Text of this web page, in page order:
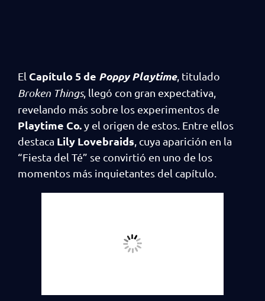
El Capítulo 5 de Poppy Playtime, titulado
Broken Things, llegó con gran expectativa,
revelando más sobre los experimentos de
Playtime Co.y el origen de estos. Entre ellos
destaca Lily Lovebraids , cuya aparición en la
“Fiesta del Té” se convirtió en uno de los
momentos más inquietantes del capítulo.